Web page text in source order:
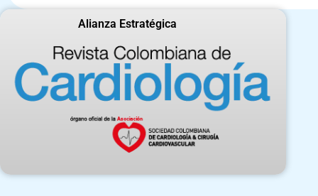
Alianza Estratégica